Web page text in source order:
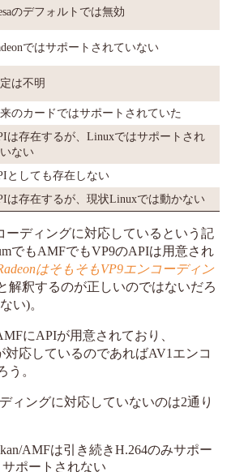
のデフォルトでは無効
ではサポートされていない
は不明
のカードではサポートされていた
は存在するが、Linuxではサポートされ
ない
としても存在しない
は存在するが、現状Linuxでは動かない
ーディングに対応しているという記
でもAMFでもVP9のAPIは用意され
はそもそもVP9エンコーディン
解釈するのが正しいのではないだろ
い)。
にAPIが用意されており、
対応しているのであればAV1エンコ
う。
ィングに対応していないのは2通り
AMFは引き続きH.264のみサポー
サポートされない